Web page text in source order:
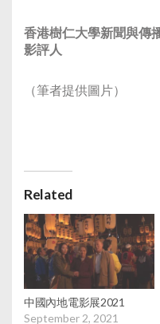
香港樹仁大學新聞與傳
影評人
（筆者提供圖片）
Related
中國內地電影展2021
September 2, 2021